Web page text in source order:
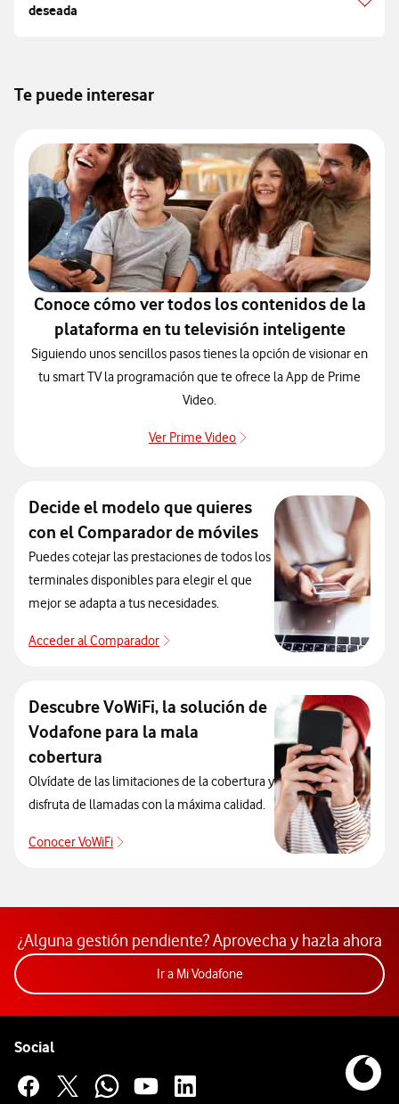
deseada
Te puede interesar
Conoce cómo ver todos los contenidos de la
plataforma en tu televisión inteligente
Siguiendo unos sencillos pasos tienes la opción de visionar en
tu smart TV la programación que te ofrece la App de Prime
Video.
Ver Prime Video
Decide el modelo que quieres
con el Comparador de móviles
Puedes cotejar las prestaciones de todos los
terminales disponibles para elegir el que
mejor se adapta a tus necesidades.
Acceder al Comparador
Para elegir un modelo de móvil antes
Descubre VoWiFi, la solución de
Vodafone para la mala
cobertura
Olvídate de las limitaciones de la cobertura y
disfruta de llamadas con la máxima calidad.
Conocer VoWiFi
¿Alguna gestión pendiente? Aprovecha y hazla ahora
Ir a Mi VodafoneAcceder a la app Mi
Social